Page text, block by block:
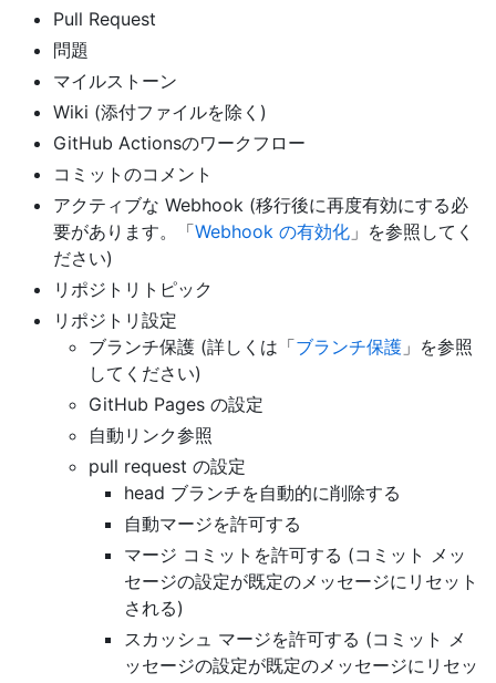
Pull Request
問題
マイルストーン
Wiki (添付ファイルを除く)
GitHub Actionsのワークフロー
コミットのコメント
アクティブな Webhook (移行後に再度有効にする必
要があります。「Webhook の有効化 」を参照してく
ださい)
リポジトリトピック
リポジトリ設定
ブランチ保護 (詳しくは「ブランチ保護 」を参照
してください)
GitHub Pages の設定
自動リンク参照
pull request の設定
head ブランチを自動的に削除する
自動マージを許可する
マージ コミットを許可する (コミット メッ
セージの設定が既定のメッセージにリセット
される)
スカッシュ マージを許可する (コミット メ
ッセージの設定が既定のメッセージにリセッ